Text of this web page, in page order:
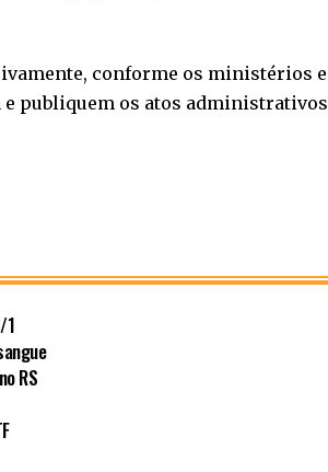
conforme os ministérios e
publiquem os atos administrativos
1
RS